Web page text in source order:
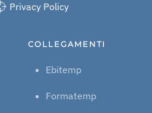
Privacy Policy
COLLEGAMENTI
Ebitemp
Formatemp